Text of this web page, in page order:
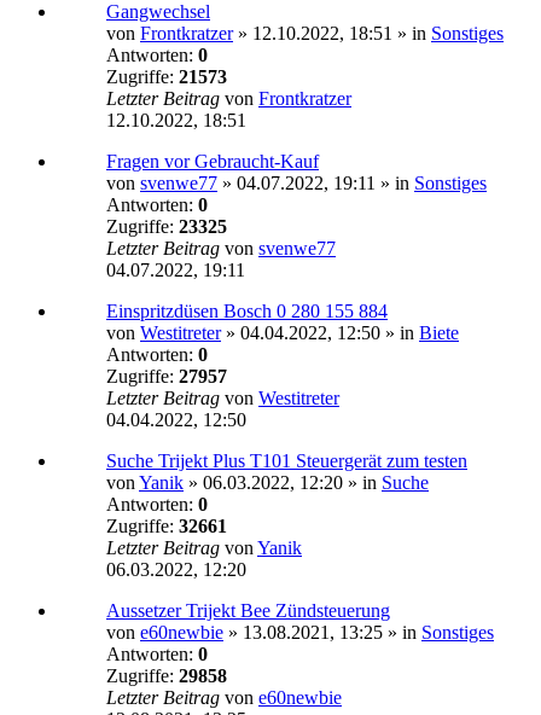
Gangwechsel
von Frontkratzer» 12.10.2022, 18:51 » in Sonstiges
Antworten: 0
Zugriffe: 21573
Letzter Beitrag von Frontkratzer
12.10.2022, 18:51
Fragen vor Gebraucht-Kauf
von svenwe77 » 04.07.2022, 19:11 » in Sonstiges
Antworten: 0
Zugriffe: 23325
Letzter Beitrag von svenwe77
04.07.2022, 19:11
Einspritzdüsen Bosch 0 280 155 884
von Westitreter» 04.04.2022, 12:50 » in Biete
Antworten: 0
Zugriffe: 27957
Letzter Beitrag von Westitreter
04.04.2022, 12:50
Suche Trijekt Plus T101 Steuergerät zum testen
von Yanik » 06.03.2022, 12:20 » in Suche
Antworten: 0
Zugriffe: 32661
Letzter Beitrag von Yanik
06.03.2022, 12:20
Aussetzer Trijekt Bee Zündsteuerung
von e60newbie » 13.08.2021, 13:25 » in Sonstiges
Antworten: 0
Zugriffe: 29858
Letzter Beitrag von e60newbie